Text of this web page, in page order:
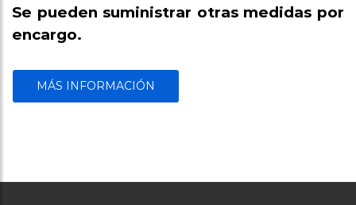
Se pueden suministrar otras medidas por
encargo.
MÁS INFORMACIÓN